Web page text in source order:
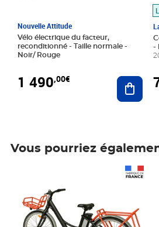
Nouvelle Attitude
Vélo électrique du facteur,
reconditionné - Taille normale -
Noir/ Rouge
1 490,00€
-
Vous pourriez